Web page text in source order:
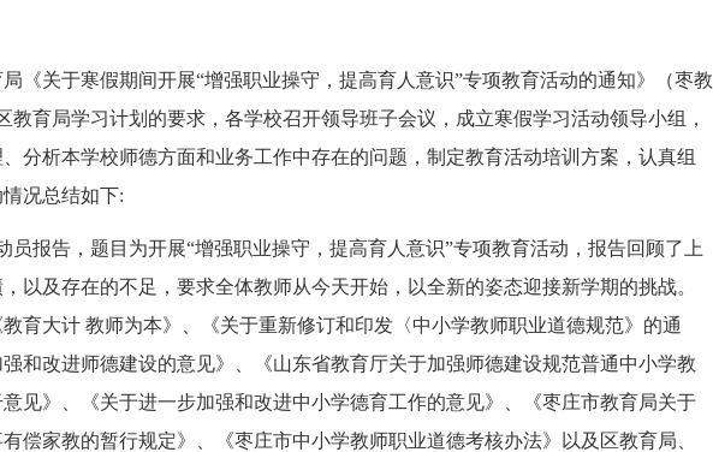
《关于寒假期间开展“增强职业操守，提高育人意识”专项教育活动的通知》（枣教
教育局学习计划的要求，各学校召开领导班子会议，成立寒假学习活动领导小组，
分析本学校师德方面和业务工作中存在的问题，制定教育活动培训方案，认真组
况总结如下:
员报告，题目为开展“增强职业操守，提高育人意识”专项教育活动，报告回顾了上
以及存在的不足，要求全体教师从今天开始，以全新的姿态迎接新学期的挑战。
育大计 教师为本》、《关于重新修订和印发〈中小学教师职业道德规范》的通
和改进师德建设的意见》、《山东省教育厅关于加强师德建设规范普通中小学教
见》、《关于进一步加强和改进中小学德育工作的意见》、《枣庄市教育局关于
偿家教的暂行规定》、《枣庄市中小学教师职业道德考核办法》以及区教育局、